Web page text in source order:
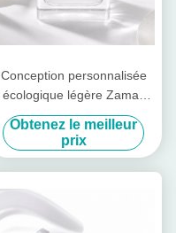
Conception personnalisée
écologique légère Zamak
bouchon de bouteille de
parfum avec accent de
pierre
Obtenez le meilleur
prix